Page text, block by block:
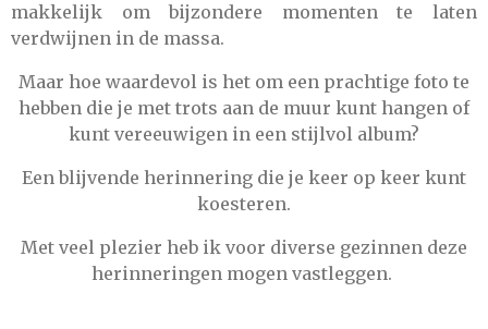
makkelijk om bijzondere momenten te laten
verdwijnen in de massa.
Maar hoe waardevol is het om een prachtige foto te
hebben die je met trots aan de muur kunt hangen of
kunt vereeuwigen in een stijlvol album?
Een blijvende herinnering die je keer op keer kunt
koesteren.
Met veel plezier heb ik voor diverse gezinnen deze
herinneringen mogen vastleggen.